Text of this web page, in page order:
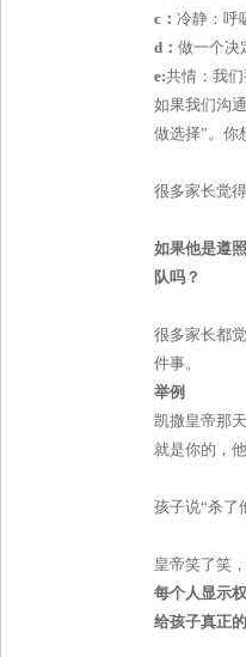
c ： 冷静：呼
d ： 做一个决
e:共情：我
如果我们沟
做选择” 。你
很多家长觉
如果他是遵
队吗？
很多家长都
件事。
举例
凯撒皇帝那
就是你的，
孩子说“杀了
皇帝笑了笑
每个人显示
给孩子真正的